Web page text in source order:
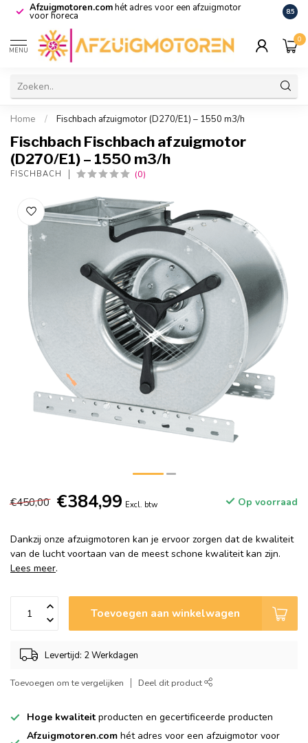
Afzuigmotoren.comhét adres voor een afzuigmotor
voor horeca De
8.5
MENU
0
Home / Fischbach afzuigmotor (D270/E1) – 1550 m3/h
Fischbach Fischbach afzuigmotor
(D270/E1) – 1550 m3/h
FISCHBACH (0)
€450,00 €384,99 Excl. btw Op voorraad
Dankzij onze afzuigmotoren kan je ervoor zorgen dat de kwaliteit
van de lucht voortaan van de meest schone kwaliteit kan zijn.
Lees meer.
Toevoegen aan winkelwagen
Levertijd: 2 Werkdagen
Toevoegen om te vergelijken Deel dit product
Hoge kwaliteit producten en gecertificeerde producten
Afzuigmotoren.com hét adres voor een afzuigmotor voor